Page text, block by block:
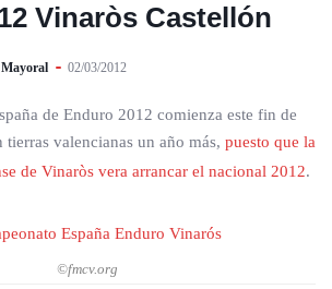
Vinaròs Castellón
Mayoral 02/03/2012
de Enduro 2012 comienza este fin de
tierras valencianas un año más, puesto que la
de Vinaròs vera arrancar el nacional 2012.
©fmcv.org